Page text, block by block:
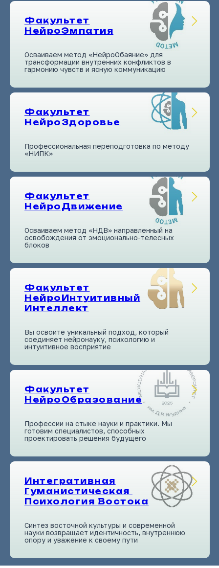
Факультет
НейроЭмпатия
Осваиваем метод «НейроОбаяние» для
трансформации внутренних конфликтов в
гармонию чувств и ясную коммуникацию
Факультет
НейроЗдоровье
Профессиональная переподготовка по методу
«НИПК»
Факультет
НейроДвижение
Осваиваем метод «НДВ» направленный на
освобождения от эмоционально-телесных
блоков
Факультет
НейроИнтуитивный
Интеллект
Вы освоите уникальный подход, который
соединяет нейронауку, психологию и
интуитивное восприятие
Факультет
НейроОбразование
Профессии на стыке науки и практики. Мы
готовим специалистов, способных
проектировать решения будущего
Интегративная
Гуманистическая
Психология Востока
Синтез восточной культуры и современной
науки возвращает идентичность, внутреннюю
опору и уважение к своему пути